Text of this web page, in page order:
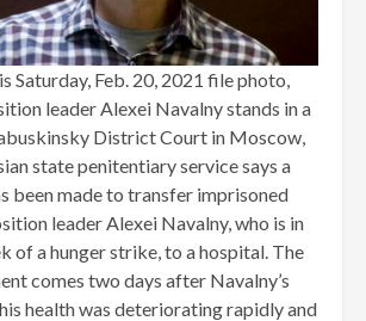
Saturday, Feb. 20, 2021 file photo,
leader Alexei Navalny stands in a
District Court in Moscow,
state penitentiary service says a
been made to transfer imprisoned
leader Alexei Navalny, who is in
of a hunger strike, to a hospital. The
comes two days after Navalny’s
health was deteriorating rapidly and